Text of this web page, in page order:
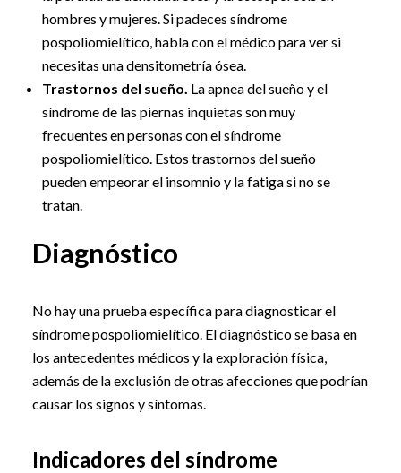
hombres y mujeres. Si padeces síndrome
pospoliomielítico, habla con el médico para ver si
necesitas una densitometría ósea.
Trastornos del sueño. La apnea del sueño y el
síndrome de las piernas inquietas son muy
frecuentes en personas con el síndrome
pospoliomielítico. Estos trastornos del sueño
pueden empeorar el insomnio y la fatiga si no se
tratan.
Diagnóstico
No hay una prueba específica para diagnosticar el
síndrome pospoliomielítico. El diagnóstico se basa en
los antecedentes médicos y la exploración física,
además de la exclusión de otras afecciones que podrían
causar los signos y síntomas.
Indicadores del síndrome